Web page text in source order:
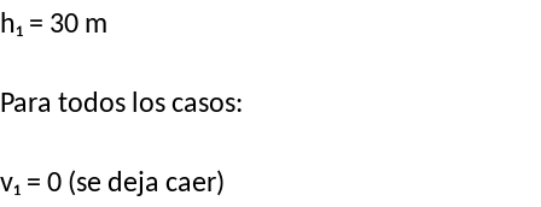
h₁ = 30 m
Para todos los casos:
v₁ = 0 (se deja caer)